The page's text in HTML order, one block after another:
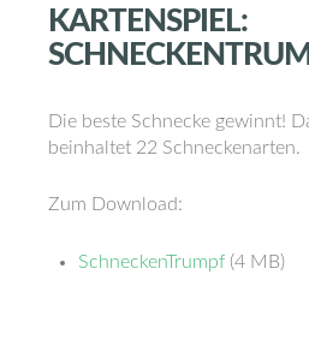
KARTENSPIEL:
Die beste Schnecke gewinnt!
beinhaltet 22 Schneckenarten.
Zum Download:
SchneckenTrumpf (4 MB)